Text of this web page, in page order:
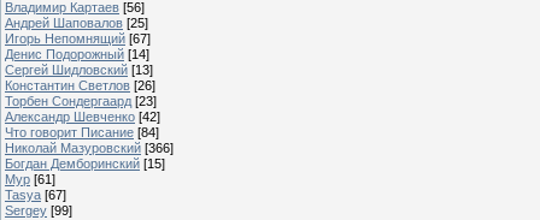
Владимир Картаев [56]
Андрей Шаповалов [25]
Игорь Непомнящий [67]
Денис Подорожный [14]
Сергей Шидловский [13]
Константин Светлов [26]
Торбен Сондергаард [23]
Александр Шевченко [42]
Что говорит Писание [84]
Николай Мазуровский [366]
Богдан Демборинский [15]
Мур [61]
Tasya [67]
Sergey [99]